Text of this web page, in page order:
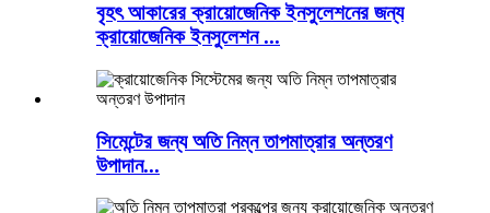
বৃহৎ আকারের ক্রায়োজেনিক ইনসুলেশনের জন্য
ক্রায়োজেনিক ইনসুলেশন ...
সিমেন্টের জন্য অতি নিম্ন তাপমাত্রার অন্তরণ
উপাদান...